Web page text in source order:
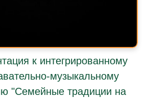
к интегрированному
музыкальному
"Семейные традиции на